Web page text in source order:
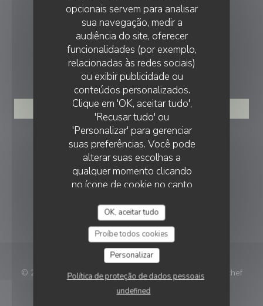
opcionais servem para analisar
sua navegação, medir a
audiência do site, oferecer
funcionalidades (por exemplo,
relacionadas às redes sociais)
ou exibir publicidade ou
conteúdos personalizados.
Clique em 'OK, aceitar tudo',
'Recusar tudo' ou
'Personalizar' para gerenciar
suas preferências. Você pode
alterar suas escolhas a
qualquer momento clicando
no ícone de cookie no canto
do site.
OK, aceitar tudo
Proíbe todos cookies
Personalizar
Política de proteção de dados pessoais
undefined
4 cour des Petites Ecuries 75010 Paris
09 83 28 83 96
RESERVA
RESERVAR UMA MESA
SIGA-NOS
Facebook ((abre numa nova janela))
Instagram ((abre numa nova
NEWSLETTER
© 2026 Gros — Website do restaurante criado por Zenchef
((abre numa nova janela))
TERMOS DE UTILIZAÇÃO